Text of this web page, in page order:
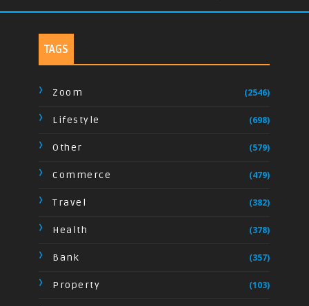
TAGS
Zoom (2546)
Lifestyle (698)
Other (579)
Commerce (479)
Travel (382)
Health (378)
Bank (357)
Property (103)